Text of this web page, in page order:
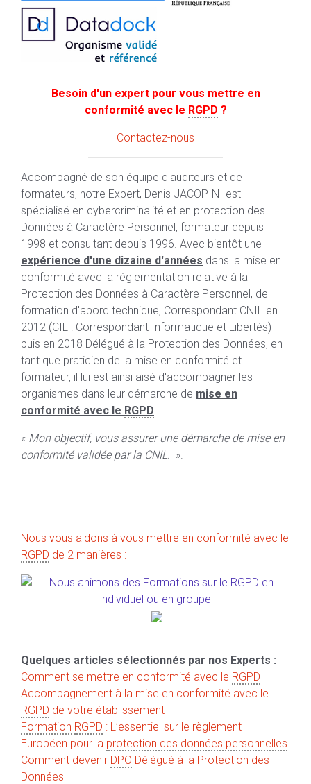
Besoin d'un expert pour vous mettre en
conformité avec le RGPD ?
Contactez-nous
Accompagné de son équipe d'auditeurs et de
formateurs, notre Expert, Denis JACOPINI est
spécialisé en cybercriminalité et en protection des
Données à Caractère Personnel, formateur depuis
1998 et consultant depuis 1996. Avec bientôt une
expérience d'une dizaine d'années dans la mise en
conformité avec la réglementation relative à la
Protection des Données à Caractère Personnel, de
formation d'abord technique, Correspondant CNIL en
2012 (CIL : Correspondant Informatique et Libertés)
puis en 2018 Délégué à la Protection des Données, en
tant que praticien de la mise en conformité et
formateur, il lui est ainsi aisé d'accompagner les
organismes dans leur démarche de mise en
conformité avec le RGPD.
« Mon objectif, vous assurer une démarche de mise en
conformité validée par la CNIL. ».
Nous vous aidons à vous mettre en conformité avec le
RGPD de 2 manières :
Quelques articles sélectionnés par nos Experts :
Comment se mettre en conformité avec le RGPD
Accompagnement à la mise en conformité avec le
RGPD de votre établissement
Formation RGPD : L’essentiel sur le règlement
Européen pour la protection des données personnelles
Comment devenir DPO Délégué à la Protection des
Données